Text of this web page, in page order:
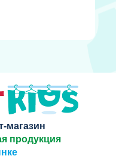
магазин
продукция